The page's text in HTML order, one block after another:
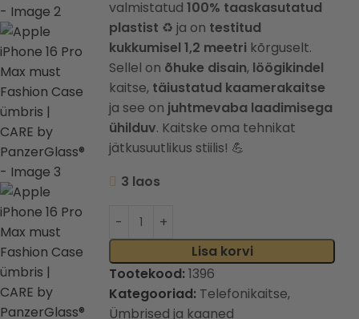
valmistatud 100% taaskasutatud
plastist ♻️ ja on testitud
kukkumisel 1,2 meetri kõrguselt.
Sellel on õhuke disain, löögikindel
kaitse, täiustatud kaamerakaitse
ja see on juhtmevaba laadimisega
ühilduv. Kaitske oma tehnikat
jätkusuutlikus stiilis! 💪
3 laos
Lisa korvi
Tootekood: 1396
Kategooriad: Telefonikaitse,
Ümbrised ja kaaned